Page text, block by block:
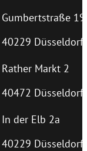
Gumbertstraße
40229 Düsseldorf
Rather Markt 2
40472 Düsseldorf
In der Elb 2a
40229 Düsseldorf